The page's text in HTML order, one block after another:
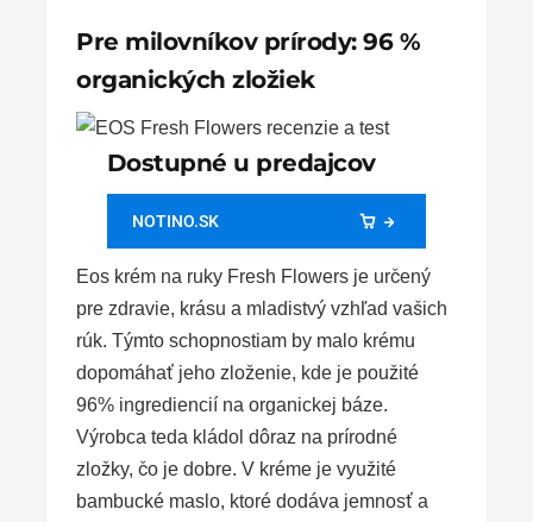
Pre milovníkov prírody: 96 %
organických zložiek
Dostupné u predajcov
NOTINO.SK
Eos krém na ruky Fresh Flowers je určený
pre zdravie, krásu a mladistvý vzhľad vašich
rúk. Týmto schopnostiam by malo krému
dopomáhať jeho zloženie, kde je použité
96% ingrediencií na organickej báze.
Výrobca teda kládol dôraz na prírodné
zložky, čo je dobre. V kréme je využité
bambucké maslo, ktoré dodáva jemnosť a